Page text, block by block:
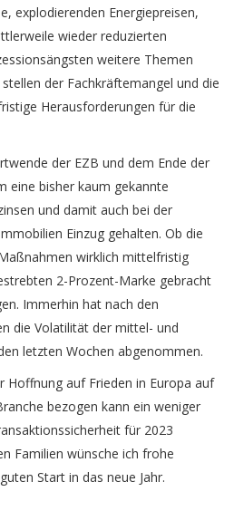
explodierenden Energiepreisen,
wieder reduzierten
weitere Themen
der Fachkräftemangel und die
Herausforderungen für die
der EZB und dem Ende der
eine bisher kaum gekannte
und damit auch bei der
Einzug gehalten. Ob die
wirklich mittelfristig
2-Prozent-Marke gebracht
Immerhin hat nach den
die Volatilität der mittel- und
letzten Wochen abgenommen.
Hoffnung auf Frieden in Europa auf
bezogen kann ein weniger
für 2023
Familien wünsche ich frohe
Start in das neue Jahr.